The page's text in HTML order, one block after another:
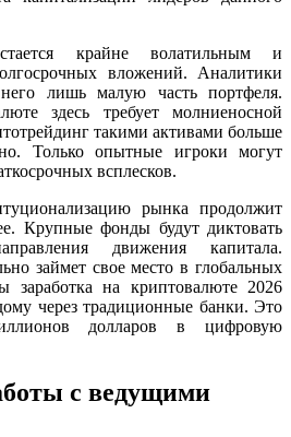
крайне волатильным и
вложений. Аналитики
лишь малую часть портфеля.
здесь требует молниеносной
такими активами больше
Только опытные игроки могут
всплесков.
рынка продолжит
Крупные фонды будут диктовать
движения капитала.
займет свое место в глобальных
заработка на криптовалюте 2026
через традиционные банки. Это
долларов в цифровую
с ведущими